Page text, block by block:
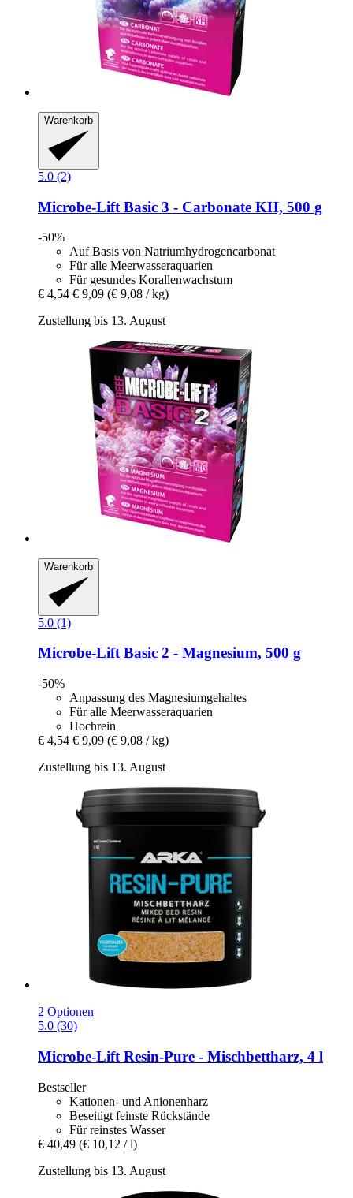
Warenkorb
5.0 (2)
Microbe-Lift Basic 3 -​ Carbonate KH, 500 g
-50%
Auf Basis von Natriumhydrogencarbonat
Für alle Meerwasseraquarien
Für gesundes Korallenwachstum
€ 4,54 € 9,09 (€ 9,08 / kg)
Zustellung bis 13. August
Warenkorb
5.0 (1)
Microbe-LiftBasic 2 -​ Magnesium, 500 g
-50%
Anpassung des Magnesiumgehaltes
Für alle Meerwasseraquarien
Hochrein
€ 4,54 € 9,09 (€ 9,08 / kg)
Zustellung bis 13. August
2 Optionen
5.0 (30)
Microbe-Lift Resin-​Pure -​ Mischbettharz, 4 l
Bestseller
Kationen- und Anionenharz
Beseitigt feinste Rückstände
Für reinstes Wasser
€ 40,49 (€ 10,12 / l)
Zustellung bis 13. August